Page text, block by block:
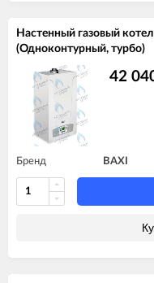
Настенный газовый
(Одноконтурный, турбо)
42
Бренд BAXI